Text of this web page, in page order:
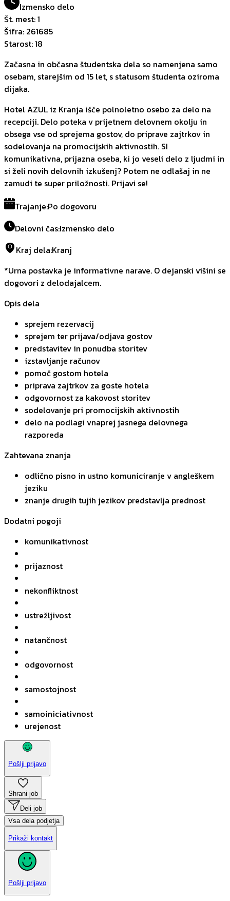
Izmensko delo
Št. mest:1
Šifra: 261685
Starost:18
Začasna in občasna študentska dela so namenjena samo
osebam, starejšim od 15 let, s statusom študenta oziroma
dijaka.
Hotel AZUL iz Kranja išče polnoletno osebo za delo na
recepciji. Delo poteka v prijetnem delovnem okolju in
obsega vse od sprejema gostov, do priprave zajtrkov in
sodelovanja na promocijskih aktivnostih. SI
komunikativna, prijazna oseba, ki jo veseli delo z ljudmi in
si želi novih delovnih izkušenj? Potem ne odlašaj in ne
zamudi te super priložnosti. Prijavi se!
Trajanje:Po dogovoru
Delovni čas:Izmensko delo
Kraj dela:Kranj
*Urna postavka je informativne narave. O dejanski višini se
dogovori z delodajalcem.
Opis dela
sprejem rezervacij
sprejem ter prijava/odjava gostov
predstavitev in ponudba storitev
izstavljanje računov
pomoč gostom hotela
priprava zajtrkov za goste hotela
odgovornost za kakovost storitev
sodelovanje pri promocijskih aktivnostih
delo na podlagi vnaprej jasnega delovnega
razporeda
Zahtevana znanja
odlično pisno in ustno komuniciranje v angleškem
jeziku
znanje drugih tujih jezikov predstavlja prednost
Dodatni pogoji
komunikativnost
prijaznost
nekonfliktnost
ustrežljivost
natančnost
odgovornost
samostojnost
samoiniciativnost
urejenost
Pošlji prijavo
Shrani job
Deli job
Vsa dela podjetja
Prikaži kontakt
Pošlji prijavo